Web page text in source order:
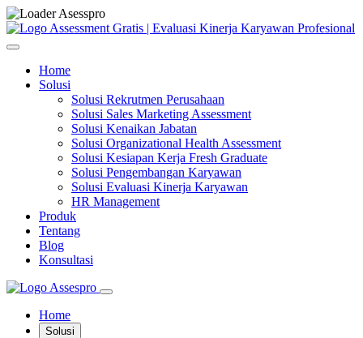
Home
Solusi
Solusi Rekrutmen Perusahaan
Solusi Sales Marketing Assessment
Solusi Kenaikan Jabatan
Solusi Organizational Health Assessment
Solusi Kesiapan Kerja Fresh Graduate
Solusi Pengembangan Karyawan
Solusi Evaluasi Kinerja Karyawan
HR Management
Produk
Tentang
Blog
Konsultasi
Home
Solusi